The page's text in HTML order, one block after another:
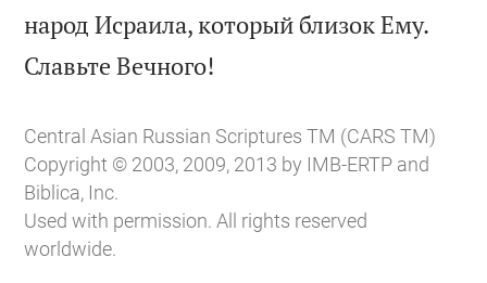
народ Исраила, который близок Ему.
Славьте Вечного!
Central Asian Russian Scriptures TM (CARS TM)
Copyright © 2003, 2009, 2013 by IMB-ERTP and
Biblica, Inc.
Used with permission. All rights reserved
worldwide.